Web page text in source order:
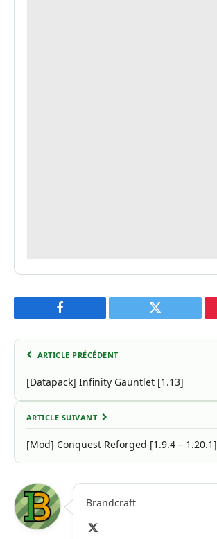
Facebook Twitter
ARTICLE PRÉCÉDENT
[Datapack] Infinity Gauntlet [1.13]
ARTICLE SUIVANT
[Mod] Conquest Reforged [1.9.4 – 1.20.1]
Brandcraft
X